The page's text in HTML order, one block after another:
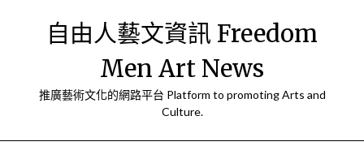
自由人藝文資訊 Freedom
Men Art News
推廣藝術文化的網路平台 Platform to promoting Arts and
Culture.